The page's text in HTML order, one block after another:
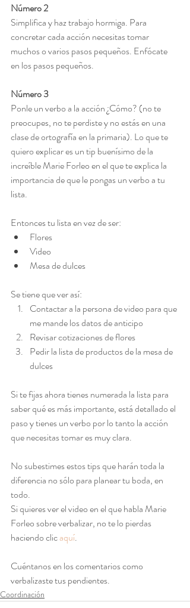
Número 2
Simplifica y haz trabajo hormiga. Para
concretar cada acción necesitas tomar
muchos o varios pasos pequeños. Enfócate
en los pasos pequeños.
Número 3
Ponle un verbo a la acción ¿Cómo? (no te
preocupes, no te perdiste y no estás en una
clase de ortografía en la primaria). Lo que te
quiero explicar es un tip buenísimo de la
increíble Marie Forleo en el que te explica la
importancia de que le pongas un verbo a tu
lista.
Entonces tu lista en vez de ser:
Flores
Video
Mesa de dulces
Se tiene que ver así:
Contactar a la persona de video para que
me mande los datos de anticipo
Revisar cotizaciones de flores
Pedir la lista de productos de la mesa de
dulces
Si te fijas ahora tienes numerada la lista para
saber qué es más importante, está detallado el
paso y tienes un verbo por lo tanto la acción
que necesitas tomar es muy clara.
No subestimes estos tips que harán toda la
diferencia no sólo para planear tu boda, en
todo.
Si quieres ver el video en el que habla Marie
Forleo sobre verbalizar, no te lo pierdas
haciendo clic aquí.
Cuéntanos en los comentarios como
verbalizaste tus pendientes.
Coordinación